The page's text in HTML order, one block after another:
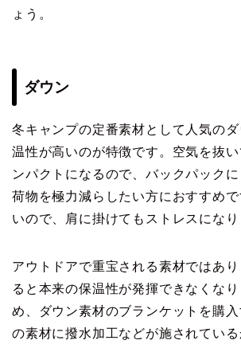
ょう。
ダウン
冬キャンプの定番素材として人気の
温性が高いのが特徴です。空気を抜い
ンパクトになるので、バックパックに
荷物を極力減らしたい方におすすめ
いので、肩に掛けてもストレスになり
アウトドアで重宝される素材ではあ
ると本来の保温性が発揮できなくな
め、ダウン素材のブランケットを購
の素材に撥水加工などが施されてい